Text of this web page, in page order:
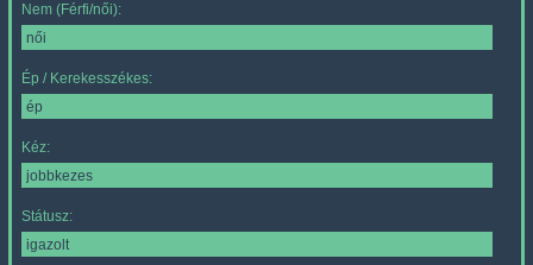
Nem (Férfi/női):
Ép / Kerekesszékes:
Kéz:
Státusz: